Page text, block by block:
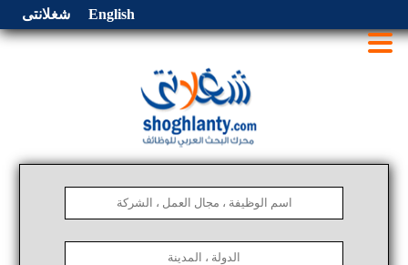
شغلانتى English